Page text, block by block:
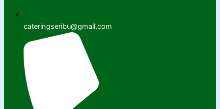
cateringseribu@gmail.com